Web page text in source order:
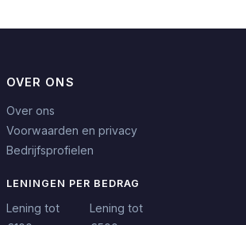
OVER ONS
Over ons
Voorwaarden en privacy
Bedrijfsprofielen
LENINGEN PER BEDRAG
Lening tot
Lening tot